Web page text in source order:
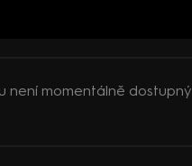
není momentálně dostupný